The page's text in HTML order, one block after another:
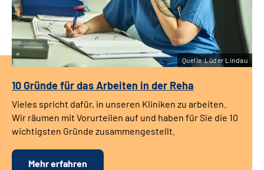
10 Gründe für das Arbeiten in der Reha
Vieles spricht dafür, in unseren Kliniken zu arbeiten.
Wir räumen mit Vorurteilen auf und haben für Sie die 10
wichtigsten Gründe zusammengestellt.
Mehr erfahren
Quelle:Lüder Lindau